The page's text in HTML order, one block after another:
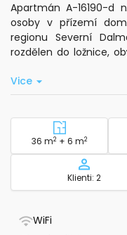
Apartmán A-16190-d
osoby v přízemí
regionu Severní
rozdělen do ložnice,
dispozici je také
odpočinout.
Hosté mají k
ložní prádlo,
Součástí objektu je
najdete pevný gril
Parkování je zajištěno
Apartmán je snadno
850 m, oblázková pláž
Vice
Plocha -
36 m2 + 6 m2
Kapacita
Klienti: 2
WiFi